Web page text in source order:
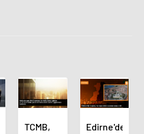
TCMB,
Edirne'de